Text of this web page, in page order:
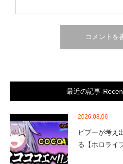
最近の記事-
2026.08.06
ビブーが考え
る【ホロライ